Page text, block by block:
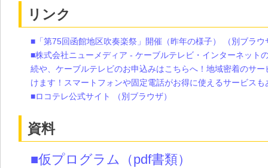
リンク
■「第75回函館地区吹奏楽祭」開催（昨年の様子）
（別ブラ
■株式会社ニューメディア - ケーブルテレビ・インターネット
続や、ケーブルテレビのお申込みはこちらへ！地域密着のサ
けます！スマートフォンや固定電話がお得に使えるサービス
■ロコテレ公式サイト
（別ブラウザ）
資料
■仮プログラム （pdf書類）